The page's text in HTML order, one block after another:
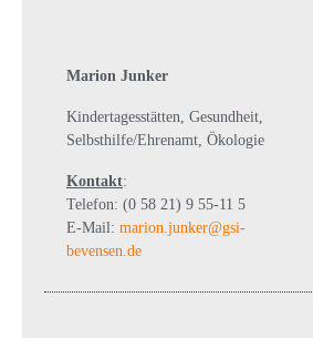
Marion Junker
Kindertagesstätten, Gesundheit,
Selbsthilfe/Ehrenamt, Ökologie
Kontakt:
Telefon: (0 58 21) 9 55-11 5
E-Mail: marion.junker@gsi-
bevensen.de